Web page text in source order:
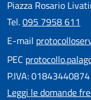
Piazza Rosario
Tel.095 7958 611
E-mail
PEC
P.IVA:
Leggi le domande